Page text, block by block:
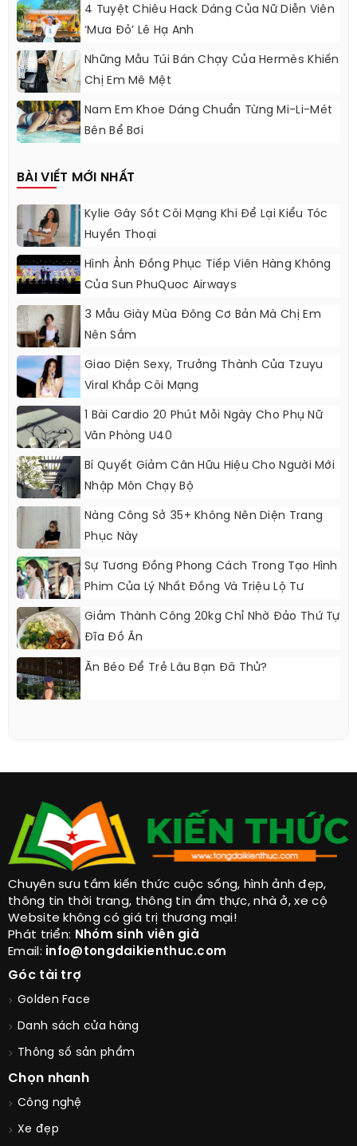
4 Tuyệt Chiêu Hack Dáng Của Nữ Diễn Viên
‘Mưa Đỏ’ Lê Hạ Anh
Những Mẫu Túi Bán Chạy Của Hermès Khiến
Chị Em Mê Mệt
Nam Em Khoe Dáng Chuẩn Từng Mi-Li-Mét
Bên Bể Bơi
BÀI VIẾT MỚI NHẤT
Kylie Gây Sốt Cõi Mạng Khi Để Lại Kiểu Tóc
Huyền Thoại
Hình Ảnh Đồng Phục Tiếp Viên Hàng Không
Của Sun PhuQuoc Airways
3 Mẫu Giày Mùa Đông Cơ Bản Mà Chị Em
Nên Sắm
Giao Diện Sexy, Trưởng Thành Của Tzuyu
Viral Khắp Cõi Mạng
1 Bài Cardio 20 Phút Mỗi Ngày Cho Phụ Nữ
Văn Phòng U40
Bí Quyết Giảm Cân Hữu Hiệu Cho Người Mới
Nhập Môn Chạy Bộ
Nàng Công Sở 35+ Không Nên Diện Trang
Phục Này
Sự Tương Đồng Phong Cách Trong Tạo Hình
Phim Của Lý Nhất Đồng Và Triệu Lộ Tư
Giảm Thành Công 20kg Chỉ Nhờ Đảo Thứ Tự
Đĩa Đồ Ăn
Ăn Béo Để Trẻ Lâu Bạn Đã Thử?
Chuyên sưu tầm kiến thức cuộc sống, hình ảnh đẹp,
thông tin thời trang, thông tin ẩm thực, nhà ở, xe cộ
Website không có giá trị thương mại!
Phát triển: Nhóm sinh viên già
Email: info@tongdaikienthuc.com
Góc tài trợ
Golden Face
Danh sách cửa hàng
Thông số sản phẩm
Chọn nhanh
Công nghệ
Xe đẹp